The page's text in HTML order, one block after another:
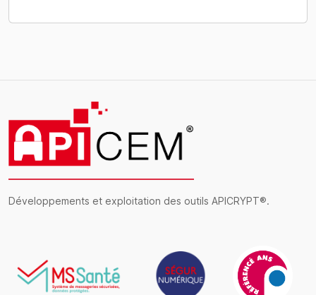
Développements et exploitation des outils APICRYPT®.